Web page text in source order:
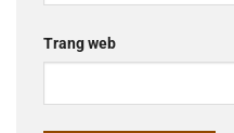
Trang web